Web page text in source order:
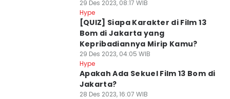
29 Des 2023, 08:17 WIB
Hype
[QUIZ] Siapa Karakter di Film 13
Bom di Jakarta yang
Kepribadiannya Mirip Kamu?
29 Des 2023, 04:05 WIB
Hype
⁠Apakah Ada Sekuel Film 13 Bom di
Jakarta?
28 Des 2023, 16:07 WIB